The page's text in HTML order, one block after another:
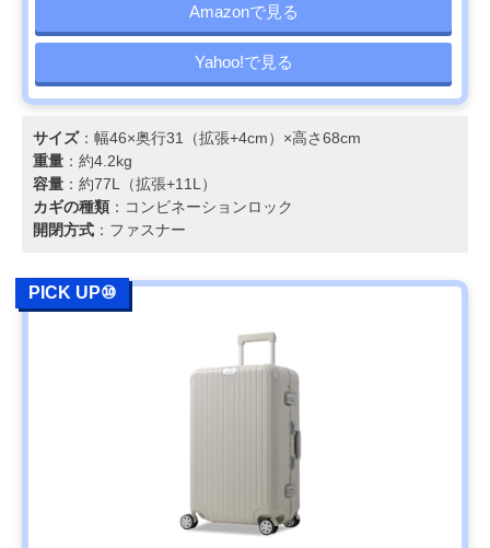
Amazonで見る
Yahoo!で見る
サイズ：幅46×奥行31（拡張+4cm）×高さ68cm
重量 ：約4.2kg
容量 ：約77L（拡張+11L）
カギの種類 ：コンビネーションロック
開閉方式 ：ファスナー
PICK UP⑩